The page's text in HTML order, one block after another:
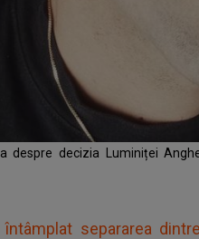
despre decizia Luminiței
separarea